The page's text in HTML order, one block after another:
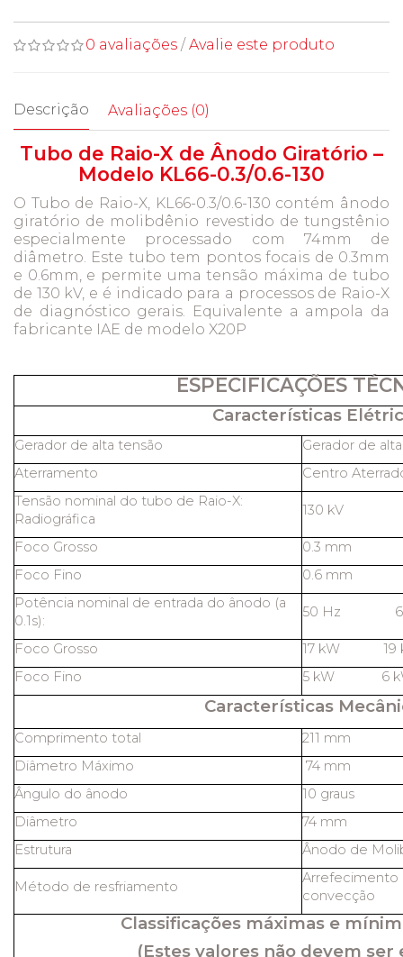
0 avaliações / Avalie este produto
Descrição Avaliações (0)
Tubo de Raio-X de Ânodo Giratório –
Modelo KL66-0.3/0.6-130
O Tubo de Raio-X, KL66-0.3/0.6-130 contém ânodo
giratório de molibdênio revestido de tungstênio
especialmente processado com 74mm de
diâmetro. Este tubo tem pontos focais de 0.3mm
e 0.6mm, e permite uma tensão máxima de tubo
de 130 kV, e é indicado para a processos de Raio-X
de diagnóstico gerais. Equivalente a ampola da
fabricante IAE de modelo X20P
ESPECIFICAÇÕES
Características
Gerador de alta tensão
Gerador de
Aterramento
Centro
Tensão nominal do tubo de Raio-X:
Radiográfica
130 kV
Foco Grosso
0.3 mm
Foco Fino
0.6 mm
Potência nominal de entrada do ânodo (a
0.1s):
50 Hz 60
Foco Grosso
17 kW 19
Foco Fino
5 kW 6
Características
Comprimento total
211 mm
Diâmetro Máximo
74 mm
Ângulo do ânodo
10 graus
Diâmetro
74 mm
Estrutura
Ânodo de
Método de resfriamento
Arrefecimento
convecção
Classificações máximas e
(Estes valores não devem ser